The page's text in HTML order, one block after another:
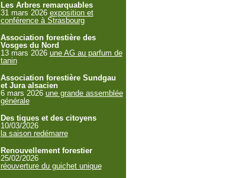
Les Arbres remarquables
31 mars 2026 exposition et
conférence à Strasbourg
Association forestière des
Vosges du Nord
13 mars 2026 une AG au parfum de
tanin
Association forestière Sundgau
et Jura alsacien
6 mars 2026 une grande assemblée
générale
Des tiques et des citoyens
10/03/2026
la saison redémarre
Renouvellement forestier
25/02/2026
réouverture du guichet unique